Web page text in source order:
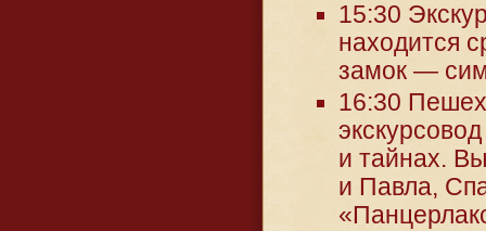
15:30
находится
замок —
16:30
и тайнах.
и Павла,